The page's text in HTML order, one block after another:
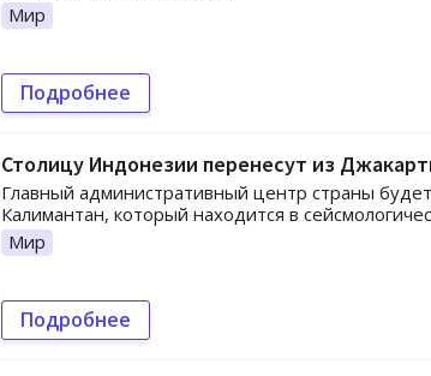
Мир
Подробнее
Столицу Индонезии перенесут из
Главный административный центр страны
Калимантан, который находится в
Мир
Подробнее